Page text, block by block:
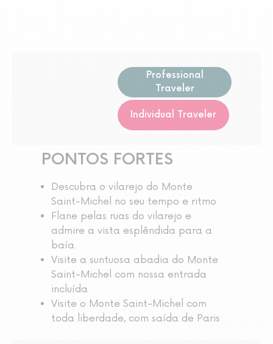
Professional
Traveler
Individual Traveler
PONTOS FORTES
Descubra o vilarejo do Monte
Saint-Michel no seu tempo e ritmo
Flane pelas ruas do vilarejo e
admire a vista esplêndida para a
baía
Visite a suntuosa abadia do Monte
Saint-Michel com nossa entrada
incluída
Visite o Monte Saint-Michel com
toda liberdade, com saída de Paris